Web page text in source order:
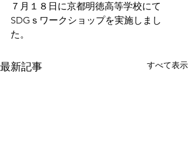
７月１８日に京都明徳高等学校にて
SDGｓワークショップを実施しまし
た。
最新記事 すべて表示